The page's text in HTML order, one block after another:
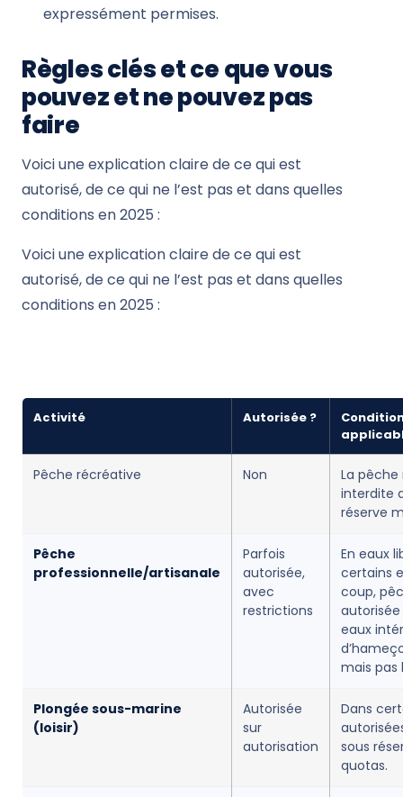
expressément permises.
Règles clés et ce que vous
pouvez et ne pouvez pas
faire
Voici une explication claire de ce qui est
autorisé, de ce qui ne l’est pas et dans quelles
conditions en 2025 :
Voici une explication claire de ce qui est
autorisé, de ce qui ne l’est pas et dans quelles
conditions en 2025 :
Activité Autorisée ?
Pêche récréative Non
La
interdite
réserve
Pêche
professionnelle/artisanale
Parfois
autorisée,
avec
restrictions
En eaux
certains
coup,
autorisée
eaux
mais pas
Plongée sous-marine
(loisir)
Autorisée
sur
autorisation
Dans
sous
quotas.